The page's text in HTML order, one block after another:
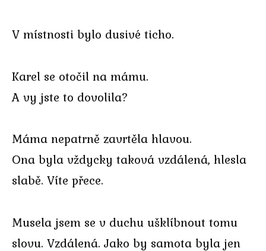
V místnosti bylo dusivé ticho.
Karel se otočil na mámu.
A vy jste to dovolila?
Máma nepatrně zavrtěla hlavou.
Ona byla vždycky taková vzdálená, hlesla
slabě. Víte přece.
Musela jsem se v duchu ušklíbnout tomu
slovu. Vzdálená. Jako by samota byla jen